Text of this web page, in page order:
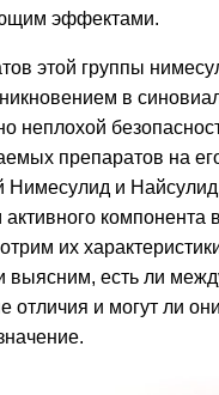
эффектами.
этой группы
в
неплохой
препаратов на
Нимесулид и
компонента
их
выясним, есть ли
отличия и могут ли